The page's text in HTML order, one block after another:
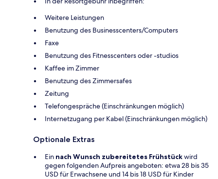
Weitere Leistungen
Benutzung des Businesscenters/Computers
Faxe
Benutzung des Fitnesscenters oder -studios
Kaffee im Zimmer
Benutzung des Zimmersafes
Zeitung
Telefongespräche (Einschränkungen möglich)
Internetzugang per Kabel (Einschränkungen möglich)
Optionale Extras
Ein nach Wunsch zubereitetes Frühstückwird
gegen folgenden Aufpreis angeboten: etwa 28 bis 35
USD für Erwachsene und 14 bis 18 USD für Kinder